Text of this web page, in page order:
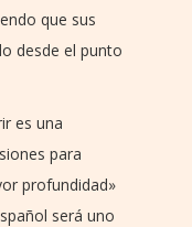
que sus
desde el punto
es una
para
profundidad»
será uno